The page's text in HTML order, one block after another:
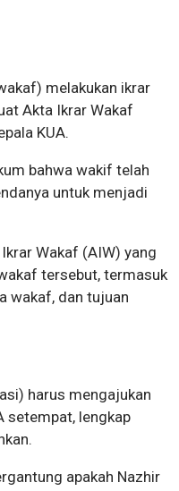
melakukan ikrar
Akta Ikrar Wakaf
KUA.
bahwa wakif telah
untuk menjadi
Wakaf (AIW) yang
tersebut, termasuk
wakaf, dan tujuan
harus mengajukan
setempat, lengkap
apakah Nazhir